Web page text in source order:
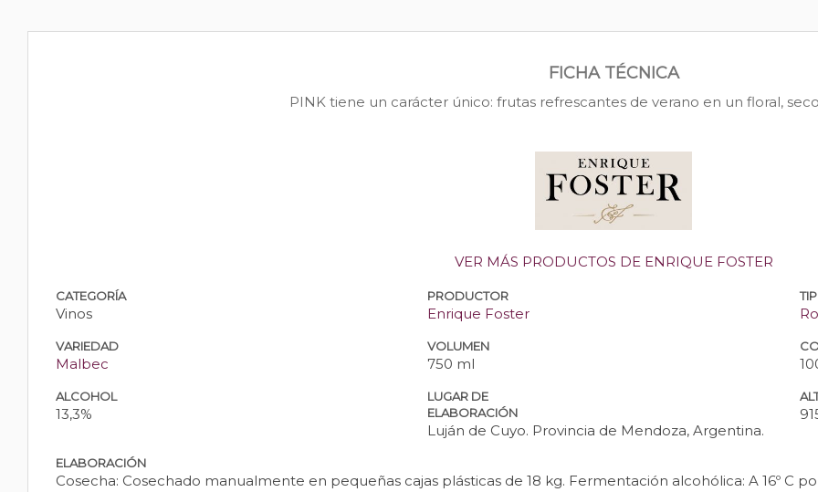
FICHA TÉCNICA
PINK tiene un carácter único: frutas refrescantes de verano en un floral,
VER MÁS PRODUCTOS DE ENRIQUE FOSTER
CATEGORÍA
Vinos
PRODUCTOR
Enrique Foster
VARIEDAD
Malbec
VOLUMEN
750 ml
ALCOHOL
13,3%
LUGAR DE
ELABORACIÓN
Luján de Cuyo. Provincia de Mendoza, Argentina.
ELABORACIÓN
Cosecha: Cosechado manualmente en pequeñas cajas plásticas de 18 kg. Fermentación alcohólica: A 16º C